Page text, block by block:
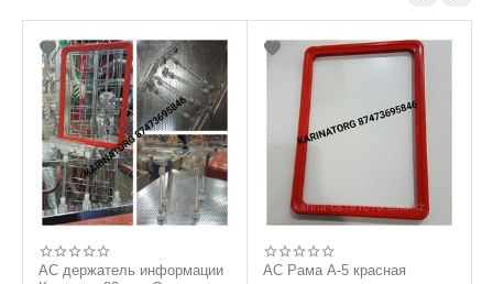
АС держатель информации
АС Рама А-5 красная